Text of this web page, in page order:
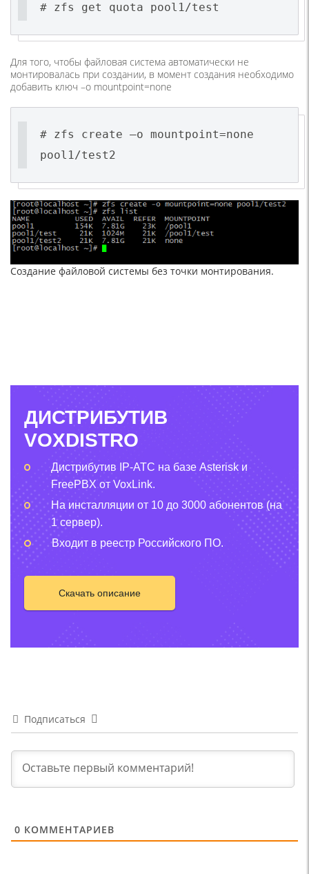
# zfs get quota pool1/test
Для того, чтобы файловая система автоматически не
монтировалась при создании, в момент создания необходимо
добавить ключ –o mountpoint=none
# zfs create –o mountpoint=none
pool1/test2
Создание файловой системы без точки монтирования.
ДИСТРИБУТИВ
VOXDISTRO
Дистрибутив IP-АТС на базе Asterisk и
FreePBX от VoxLink.
На инсталляции от 10 до 3000 абонентов (на
1 сервер).
Входит в реестр Российского ПО.
Скачать описание
Подписаться
0 КОММЕНТАРИЕВ